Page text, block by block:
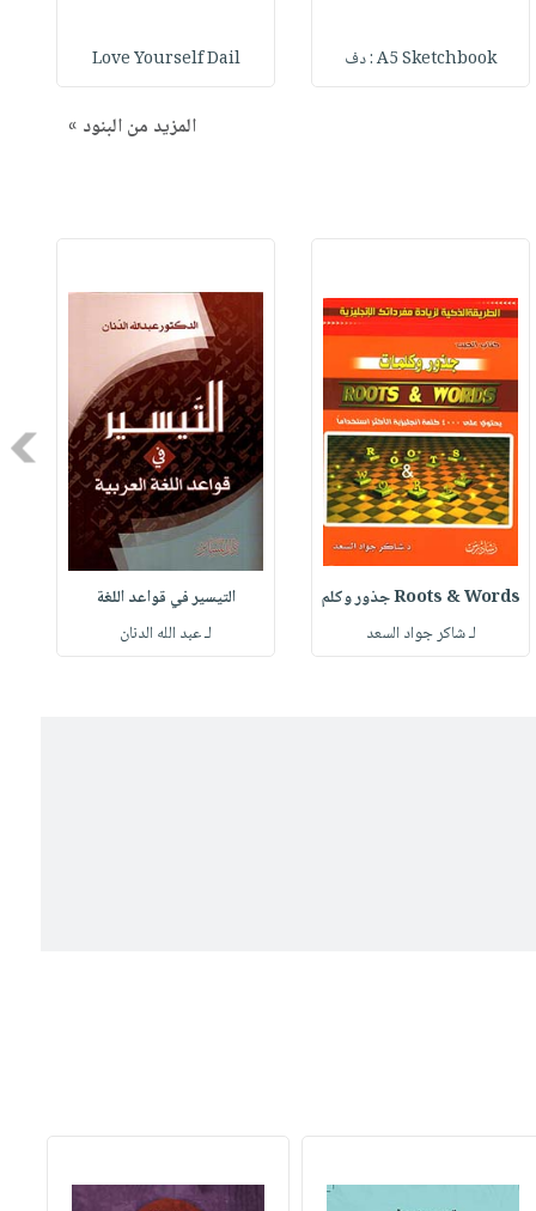
A5 Sketchbook : دف Love Yourself Dail
المزيد من البنود »
Roots & Words جذور وكلم
لـ شاكر جواد السعد
التيسير في قواعد اللغة
لـ عبد الله الدنان